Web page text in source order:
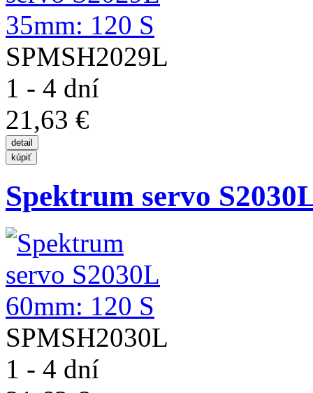
SPMSH2029L
1 - 4 dní
21,63 €
Spektrum servo
SPMSH2030L
1 - 4 dní